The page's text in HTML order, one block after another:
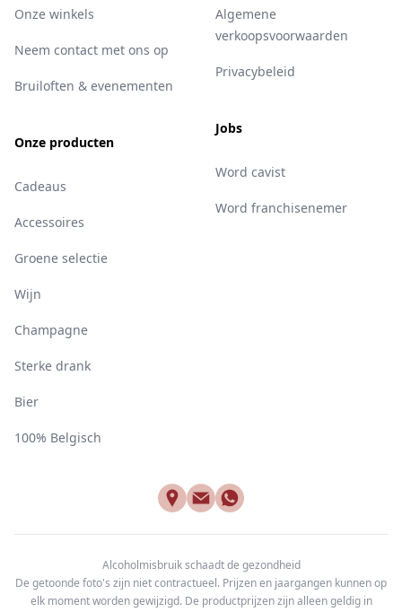
Onze winkels
Neem contact met ons op
Bruiloften & evenementen
Onze producten
Cadeaus
Accessoires
Groene selectie
Wijn
Champagne
Sterke drank
Bier
100% Belgisch
Algemene
verkoopsvoorwaarden
Privacybeleid
Jobs
Word cavist
Word franchisenemer
Alcoholmisbruik schaadt de gezondheid
De getoonde foto's zijn niet contractueel. Prijzen en jaargangen kunnen op
elk moment worden gewijzigd. De productprijzen zijn alleen geldig in